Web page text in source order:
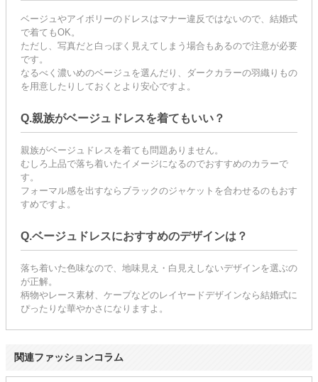
ベージュやアイボリーのドレスはマナー違反ではないので、結婚式
で着てもOK。
ただし、写真だと白っぽく見えてしまう場合もあるので注意が必要
です。
なるべく濃いめのベージュを選んだり、ダークカラーの羽織りもの
を用意したりしておくとより安心ですよ。
Q.親族がベージュドレスを着てもいい？
親族がベージュドレスを着ても問題ありません。
むしろ上品で落ち着いたイメージになるのでおすすめのカラーで
す。
フォーマル感を出すならブラックのジャケットを合わせるのもおす
すめですよ。
Q.ベージュドレスにおすすめのデザインは？
落ち着いた色味なので、地味見え・白見えしないデザインを選ぶの
が正解。
柄物やレース素材、ケープなどのレイヤードデザインなら結婚式に
ぴったりな華やかさになりますよ。
関連ファッションコラム